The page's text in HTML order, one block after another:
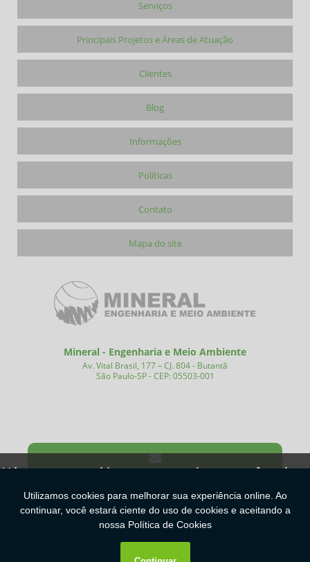
Serviços
Principais Projetos e Áreas de Atuação
Clientes
Blog
Informações
Políticas
Contato
Mapa do site
Mineral - Engenharia e Meio Ambiente
Av. Vital Brasil, 177 – CJ. 804 - Butantã
São Paulo-SP - CEP: 05503-001
Copyright © Mineral. (Lei 9610 de 19/02/1998)
Nós usamos cookies para garantir que você tenha a
melhor experiência em nosso site.